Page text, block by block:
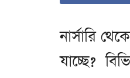
নার্সারি
যাচ্ছে?